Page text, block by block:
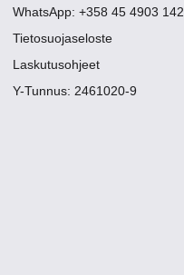
WhatsApp: +358 45 4903 142
Tietosuojaseloste
Laskutusohjeet
Y-Tunnus: 2461020-9